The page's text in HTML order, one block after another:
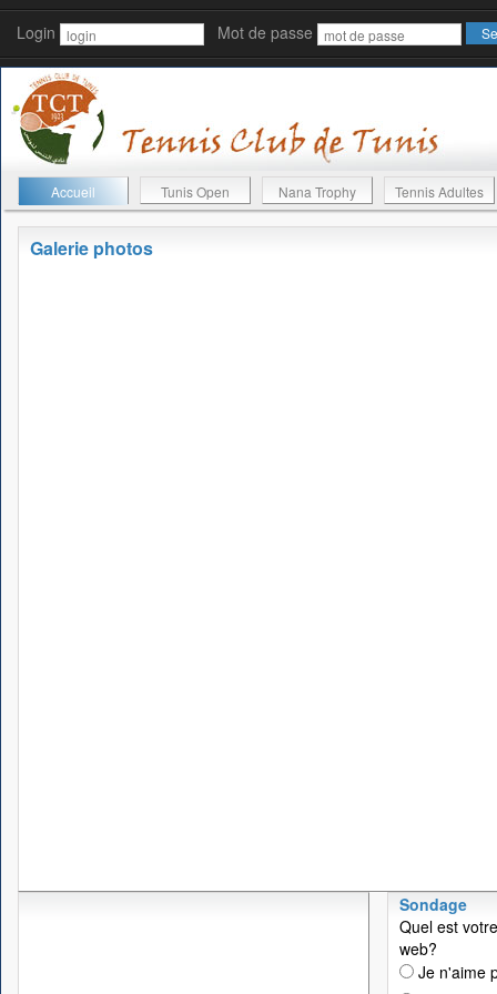
Login Mot de passe
Accueil Tunis Open Nana Trophy Tennis Adultes
Galerie photos
Sondage
Quel est
web?
Je n'aime